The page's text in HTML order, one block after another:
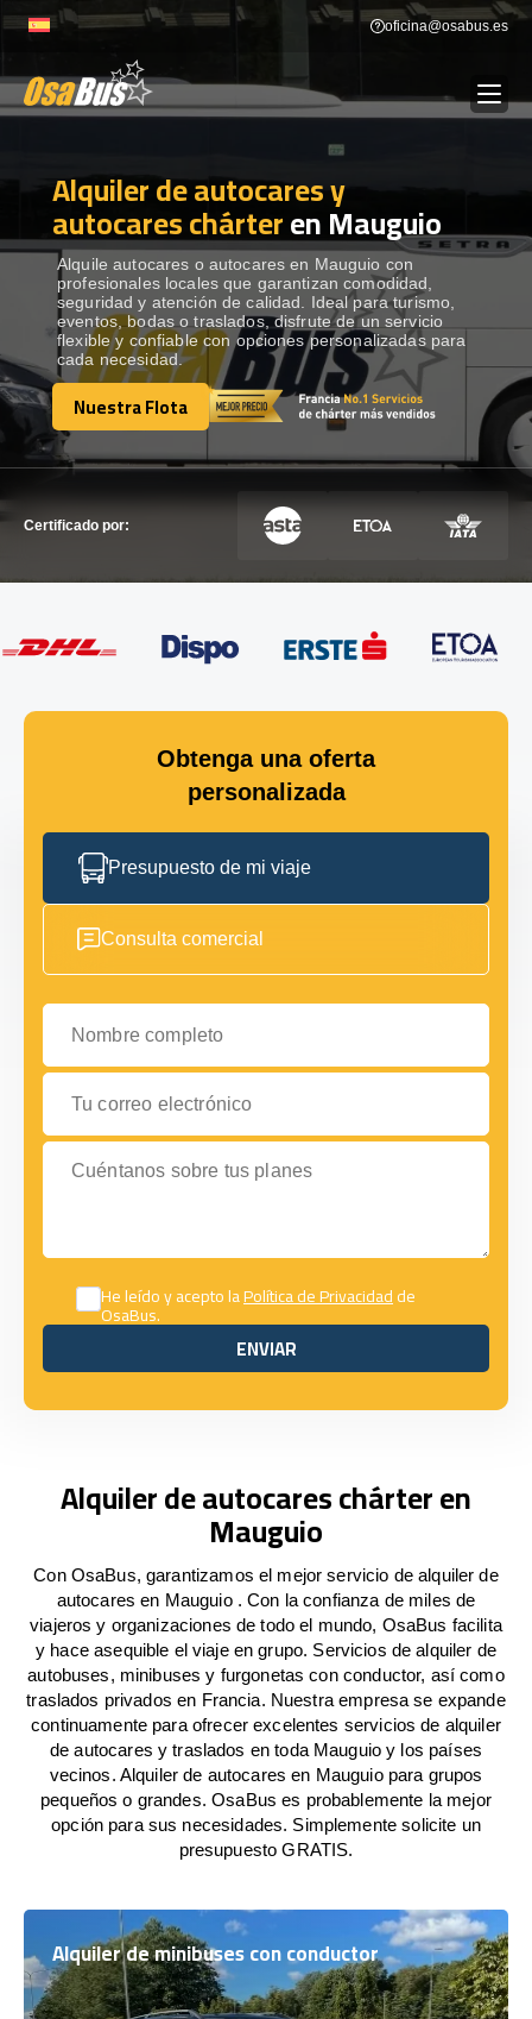
to
oficina@osabus.es
ALQUILER DE AUTOCARES
DESTINOS Show dropdown
RECORRIDAS Show dropdown
FLOTA
Alquiler de autocares y
autocares chárteren Mauguio
Alquile autocares o autocares en Mauguio con
profesionales locales que garantizan comodidad,
seguridad y atención de calidad. Ideal para turismo,
eventos, bodas o traslados, disfrute de un servicio
flexible y confiable con opciones personalizadas para
cada necesidad.
Nuestra Flota
Nuestra Flota
Certificado por:
Obtenga una oferta
personalizada
Presupuesto de mi viaje
Consulta comercial
Nombre completo
Tu correo electrónico
Cuéntanos sobre tus planes
He leído y acepto laPolítica de Privacidadde
OsaBus.
ENVIAR
ENVIAR
Alquiler de autocares chárter en
Mauguio
Con OsaBus, garantizamos el mejor servicio de alquiler de
autocares en Mauguio . Con la confianza de miles de
viajeros y organizaciones de todo el mundo, OsaBus facilita
y hace asequible el viaje en grupo. Servicios de alquiler de
autobuses, minibuses y furgonetas con conductor, así como
traslados privados en Francia. Nuestra empresa se expande
continuamente para ofrecer excelentes servicios de alquiler
de autocares y traslados en toda Mauguio y los países
vecinos. Alquiler de autocares en Mauguio para grupos
pequeños o grandes. OsaBus es probablemente la mejor
opción para sus necesidades. Simplemente solicite un
presupuesto GRATIS.
Alquiler de minibuses con conductor